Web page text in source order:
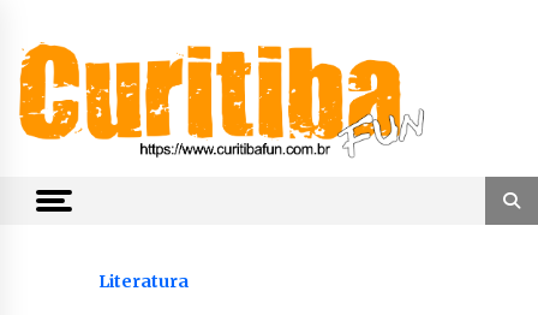
content
CuritibaFun
Literatura